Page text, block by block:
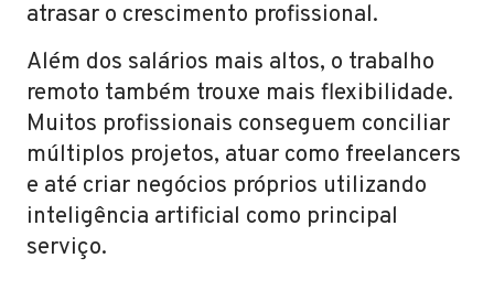
atrasar o crescimento profissional.
Além dos salários mais altos, o trabalho
remoto também trouxe mais flexibilidade.
Muitos profissionais conseguem conciliar
múltiplos projetos, atuar como freelancers
e até criar negócios próprios utilizando
inteligência artificial como principal
serviço.